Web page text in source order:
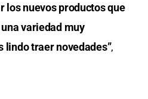
los nuevos productos que
variedad muy
lindo traer novedades”,